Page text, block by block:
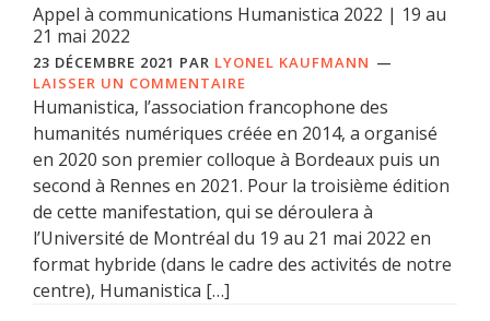
Appel à communications Humanistica 2022 | 19 au
21 mai 2022
23 DÉCEMBRE 2021 PAR LYONEL KAUFMANN
LAISSER UN COMMENTAIRE
Humanistica, l’association francophone des
humanités numériques créée en 2014, a organisé
en 2020 son premier colloque à Bordeaux puis un
second à Rennes en 2021. Pour la troisième édition
de cette manifestation, qui se déroulera à
l’Université de Montréal du 19 au 21 mai 2022 en
format hybride (dans le cadre des activités de notre
centre), Humanistica […]